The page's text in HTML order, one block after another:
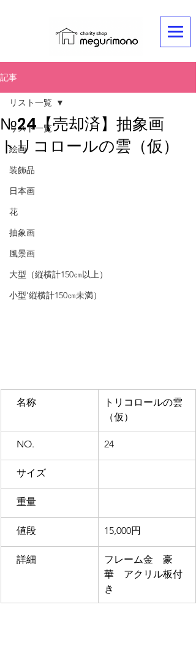
記事
リスト一覧
絵画
装飾品
日本画
花
抽象画
風景画
大型（縦横計150㎝以上）
小型’縦横計150㎝未満）
リスト一覧
№24【売却済】抽象画
トリコロールの雲（仮）
名称
トリコロールの雲
（仮）
NO. 24
サイズ
重量
値段 15,000円
詳細
フレーム金　豪
華　アクリル板付
き